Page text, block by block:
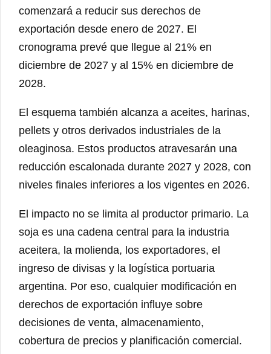
comenzará a reducir sus derechos de
exportación desde enero de 2027. El
cronograma prevé que llegue al 21% en
diciembre de 2027 y al 15% en diciembre de
2028.
El esquema también alcanza a aceites, harinas,
pellets y otros derivados industriales de la
oleaginosa. Estos productos atravesarán una
reducción escalonada durante 2027 y 2028, con
niveles finales inferiores a los vigentes en 2026.
El impacto no se limita al productor primario. La
soja es una cadena central para la industria
aceitera, la molienda, los exportadores, el
ingreso de divisas y la logística portuaria
argentina. Por eso, cualquier modificación en
derechos de exportación influye sobre
decisiones de venta, almacenamiento,
cobertura de precios y planificación comercial.